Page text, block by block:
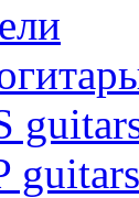
guitars